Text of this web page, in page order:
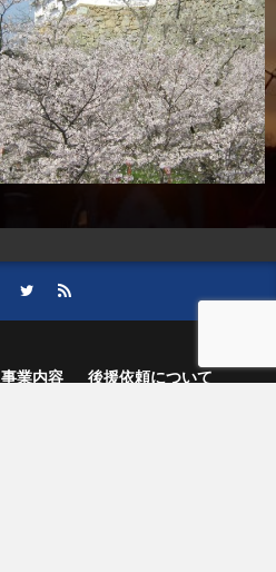
事業内容
後援依頼について